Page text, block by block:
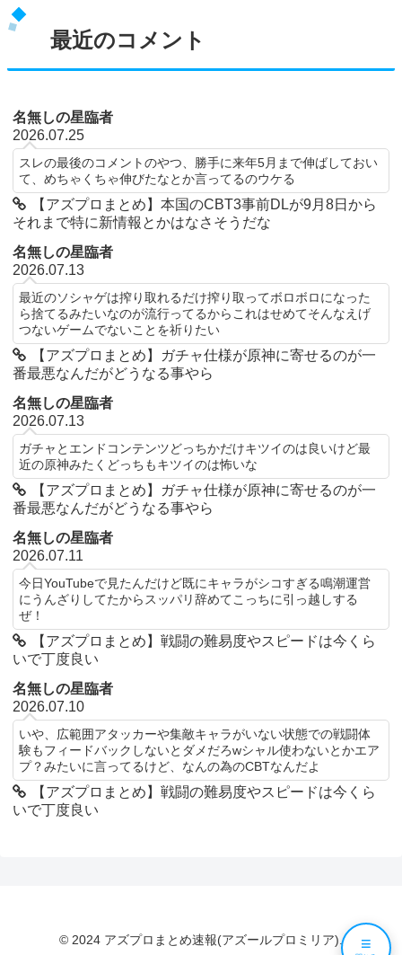
最近のコメント
名無しの星臨者
2026.07.25
スレの最後のコメントのやつ、勝手に来年5月まで伸ばしておい
て、めちゃくちゃ伸びたなとか言ってるのウケる
【アズプロまとめ】本国のCBT3事前DLが9月8日から
それまで特に新情報とかはなさそうだな
名無しの星臨者
2026.07.13
最近のソシャゲは搾り取れるだけ搾り取ってボロボロになった
ら捨てるみたいなのが流行ってるからこれはせめてそんなえげ
つないゲームでないことを祈りたい
【アズプロまとめ】ガチャ仕様が原神に寄せるのが一
番最悪なんだがどうなる事やら
名無しの星臨者
2026.07.13
ガチャとエンドコンテンツどっちかだけキツイのは良いけど最
近の原神みたくどっちもキツイのは怖いな
【アズプロまとめ】ガチャ仕様が原神に寄せるのが一
番最悪なんだがどうなる事やら
名無しの星臨者
2026.07.11
今日YouTubeで見たんだけど既にキャラがシコすぎる鳴潮運営
にうんざりしてたからスッパリ辞めてこっちに引っ越しする
ぜ！
【アズプロまとめ】戦闘の難易度やスピードは今くら
いで丁度良い
名無しの星臨者
2026.07.10
いや、広範囲アタッカーや集敵キャラがいない状態での戦闘体
験もフィードバックしないとダメだろwシャル使わないとかエア
プ？みたいに言ってるけど、なんの為のCBTなんだよ
【アズプロまとめ】戦闘の難易度やスピードは今くら
いで丁度良い
© 2024 アズプロまとめ速報(アズールプロミリア). ≡